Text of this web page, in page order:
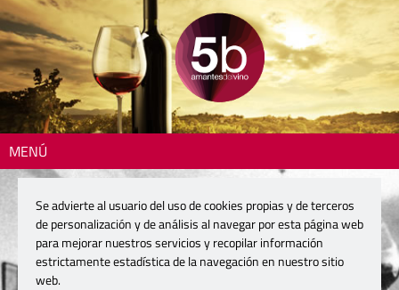
MENÚ
Se advierte al usuario del uso de cookies propias y de terceros
de personalización y de análisis al navegar por esta página web
para mejorar nuestros servicios y recopilar información
estrictamente estadística de la navegación en nuestro sitio
web.